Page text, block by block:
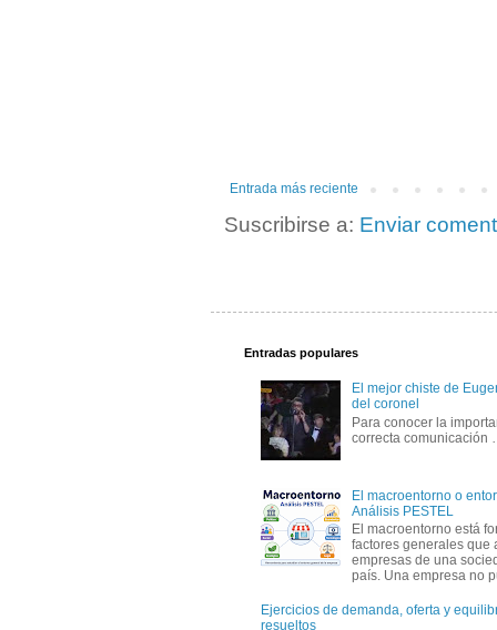
Entrada más reciente
Suscribirse a: Enviar
Entradas populares
El mejor chiste de
del coronel
Para conocer la
correcta
El macroentorno o
Análisis PESTEL
El macroentorno está
factores generales que
empresas de una
país. Una empresa no
Ejercicios de demanda, oferta y
resueltos